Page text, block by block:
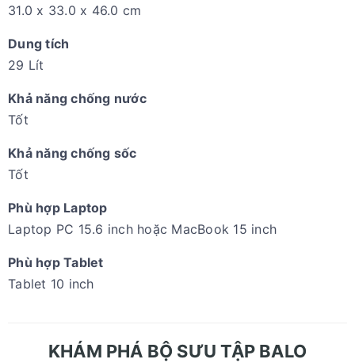
31.0 x 33.0 x 46.0 cm
Dung tích
29 Lít
Khả năng chống nước
Tốt
Khả năng chống sốc
Tốt
Phù hợp Laptop
Laptop PC 15.6 inch hoặc MacBook 15 inch
Phù hợp Tablet
Tablet 10 inch
KHÁM PHÁ BỘ SƯU TẬP BALO